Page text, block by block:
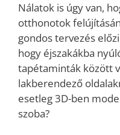
Nálatok is úgy van,
otthonotok
gondos tervezés
hogy éjszakákba
tapétaminták között
lakberendező
esetleg 3D-ben
szoba?